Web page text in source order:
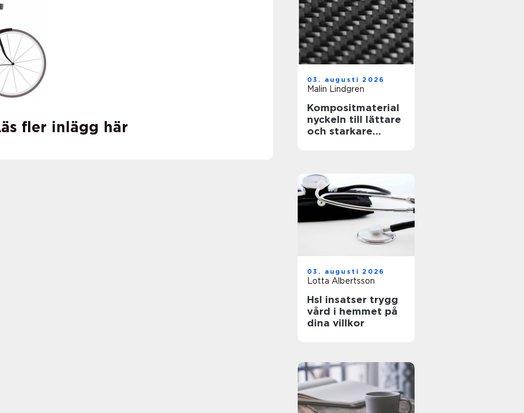
fler inlägg här
03. augusti 2026
Malin Lindgren
Kompositmaterial
nyckeln till lättare
och starkare
03. augusti 2026
Lotta Albertsson
Hsl insatser trygg
vård i hemmet på
dina villkor